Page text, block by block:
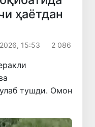
ҳаётдан
15:53 2 086
тушди. Омон